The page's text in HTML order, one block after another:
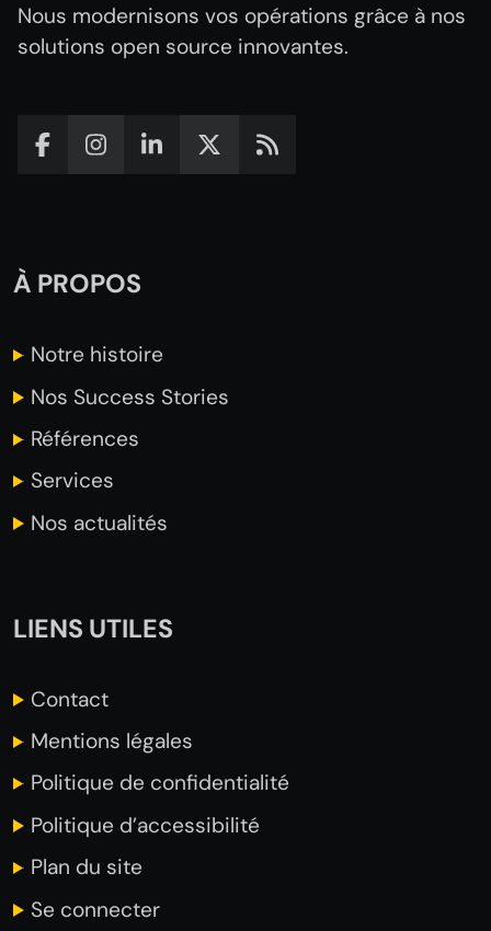
Nous modernisons vos opérations grâce à nos
solutions open source innovantes.
À PROPOS
Notre histoire
Nos Success Stories
Références
Services
Nos actualités
LIENS UTILES
Contact
Mentions légales
Politique de confidentialité
Politique d’accessibilité
Plan du site
Se connecter